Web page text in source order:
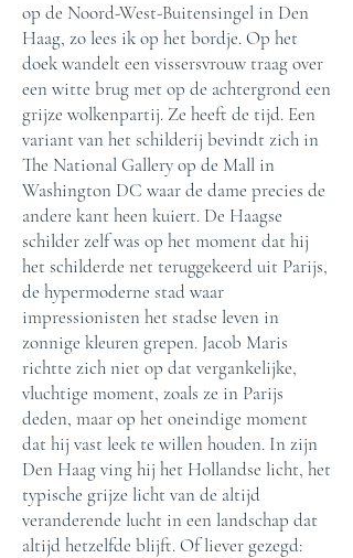
op de Noord-West-Buitensingel in Den
Haag, zo lees ik op het bordje. Op het
doek wandelt een vissersvrouw traag over
een witte brug met op de achtergrond een
grijze wolkenpartij. Ze heeft de tijd. Een
variant van het schilderij bevindt zich in
The National Gallery op de Mall in
Washington DC waar de dame precies de
andere kant heen kuiert. De Haagse
schilder zelf was op het moment dat hij
het schilderde net teruggekeerd uit Parijs,
de hypermoderne stad waar
impressionisten het stadse leven in
zonnige kleuren grepen. Jacob Maris
richtte zich niet op dat vergankelijke,
vluchtige moment, zoals ze in Parijs
deden, maar op het oneindige moment
dat hij vast leek te willen houden. In zijn
Den Haag ving hij het Hollandse licht, het
typische grijze licht van de altijd
veranderende lucht in een landschap dat
altijd hetzelfde blijft. Of liever gezegd: